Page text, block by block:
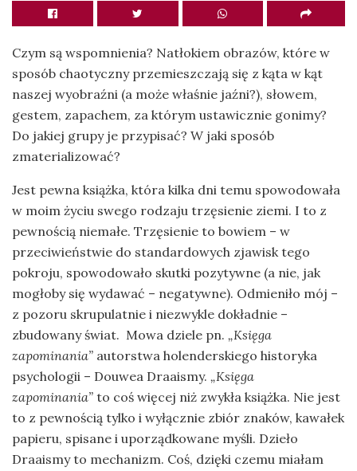
Czym są wspomnienia? Natłokiem obrazów, które w
sposób chaotyczny przemieszczają się z kąta w kąt
naszej wyobraźni (a może właśnie jaźni?), słowem,
gestem, zapachem, za którym ustawicznie gonimy?
Do jakiej grupy je przypisać? W jaki sposób
zmaterializować?
Jest pewna książka, która kilka dni temu spowodowała
w moim życiu swego rodzaju trzęsienie ziemi. I to z
pewnością niemałe. Trzęsienie to bowiem – w
przeciwieństwie do standardowych zjawisk tego
pokroju, spowodowało skutki pozytywne (a nie, jak
mogłoby się wydawać – negatywne). Odmieniło mój –
z pozoru skrupulatnie i niezwykle dokładnie –
zbudowany świat. Mowa dziele pn. „Księga
zapominania” autorstwa holenderskiego historyka
psychologii – Douwea Draaismy. „Księga
zapominania” to coś więcej niż zwykła książka. Nie jest
to z pewnością tylko i wyłącznie zbiór znaków, kawałek
papieru, spisane i uporządkowane myśli. Dzieło
Draaismy to mechanizm. Coś, dzięki czemu miałam